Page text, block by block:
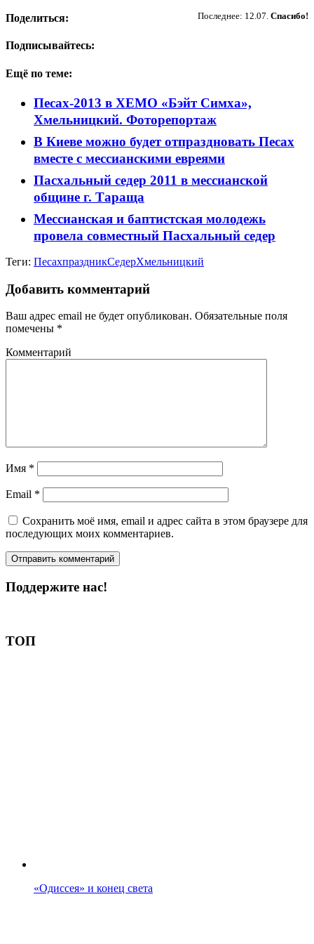
Последнее: 12.07. Спасибо!
Поделиться:
Подписывайтесь:
Ещё по теме:
Песах-2013 в ХЕМО «Бэйт Симха»,
Хмельницкий. Фоторепортаж
В Киеве можно будет отпраздновать Песах
вместе с мессианскими евреями
Пасхальный седер 2011 в мессианской
общине г. Тараща
Мессианская и баптистская молодежь
провела совместный Пасхальный седер
Теги: ПесахпраздникСедерХмельницкий
Добавить комментарий
Ваш адрес email не будет опубликован. Обязательные поля
помечены *
Комментарий
Имя *
Email *
Сохранить моё имя, email и адрес сайта в этом браузере для
последующих моих комментариев.
Поддержите нас!
ТОП
«Одиссея» и конец света